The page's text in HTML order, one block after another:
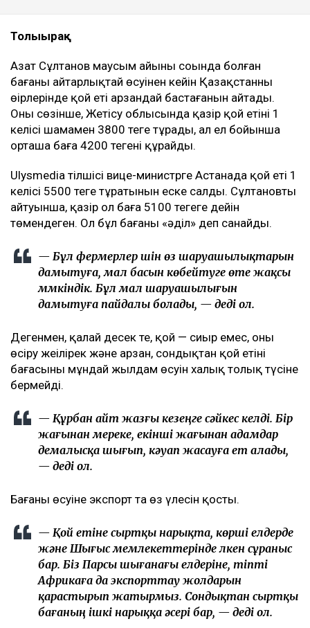
Толығырақ
Азат Сұлтанов маусым айының соңында болған
бағаның айтарлықтай өсуінен кейін Қазақстанның
өңірлерінде қой еті арзандай бастағанын айтады.
Оның сөзінше, Жетісу облысында қазір қой етінің 1
келісі шамамен 3800 теңге тұрады, ал ел бойынша
орташа баға 4200 теңгені құрайды.
Ulysmedia тілшісі вице-министрге Астанада қой еті 1
келісі 5500 теңге тұратынын еске салды. Сұлтановтың
айтуынша, қазір ол баға 5100 теңгеге дейін
төмендеген. Ол бұл бағаны «әділ» деп санайды.
— Бұл фермерлер үшін өз шаруашылықтарын
дамытуға, мал басын көбейтуге өте жақсы
мүмкіндік. Бұл мал шаруашылығын
дамытуға пайдалы болады, — деді ол.
Дегенмен, қалай десек те, қой — сиыр емес, оны
өсіру жеңілірек және арзан, сондықтан қой етінің
бағасының мұндай жылдам өсуін халық толық түсіне
бермейді.
— Құрбан айт жазғы кезеңге сәйкес келді. Бір
жағынан мереке, екінші жағынан адамдар
демалысқа шығып, кәуап жасауға ет алады,
— деді ол.
Бағаның өсуіне экспорт та өз үлесін қосты.
— Қой етіне сыртқы нарықта, көрші елдерде
және Шығыс мемлекеттерінде үлкен сұраныс
бар. Біз Парсы шығанағы елдеріне, тіпті
Африкаға да экспорттау жолдарын
қарастырып жатырмыз. Сондықтан сыртқы
бағаның ішкі нарыққа әсері бар, — деді ол.